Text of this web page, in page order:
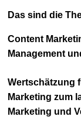
Das sind die
Content
Management
Wertschätzung
Marketing zum
Marketing und